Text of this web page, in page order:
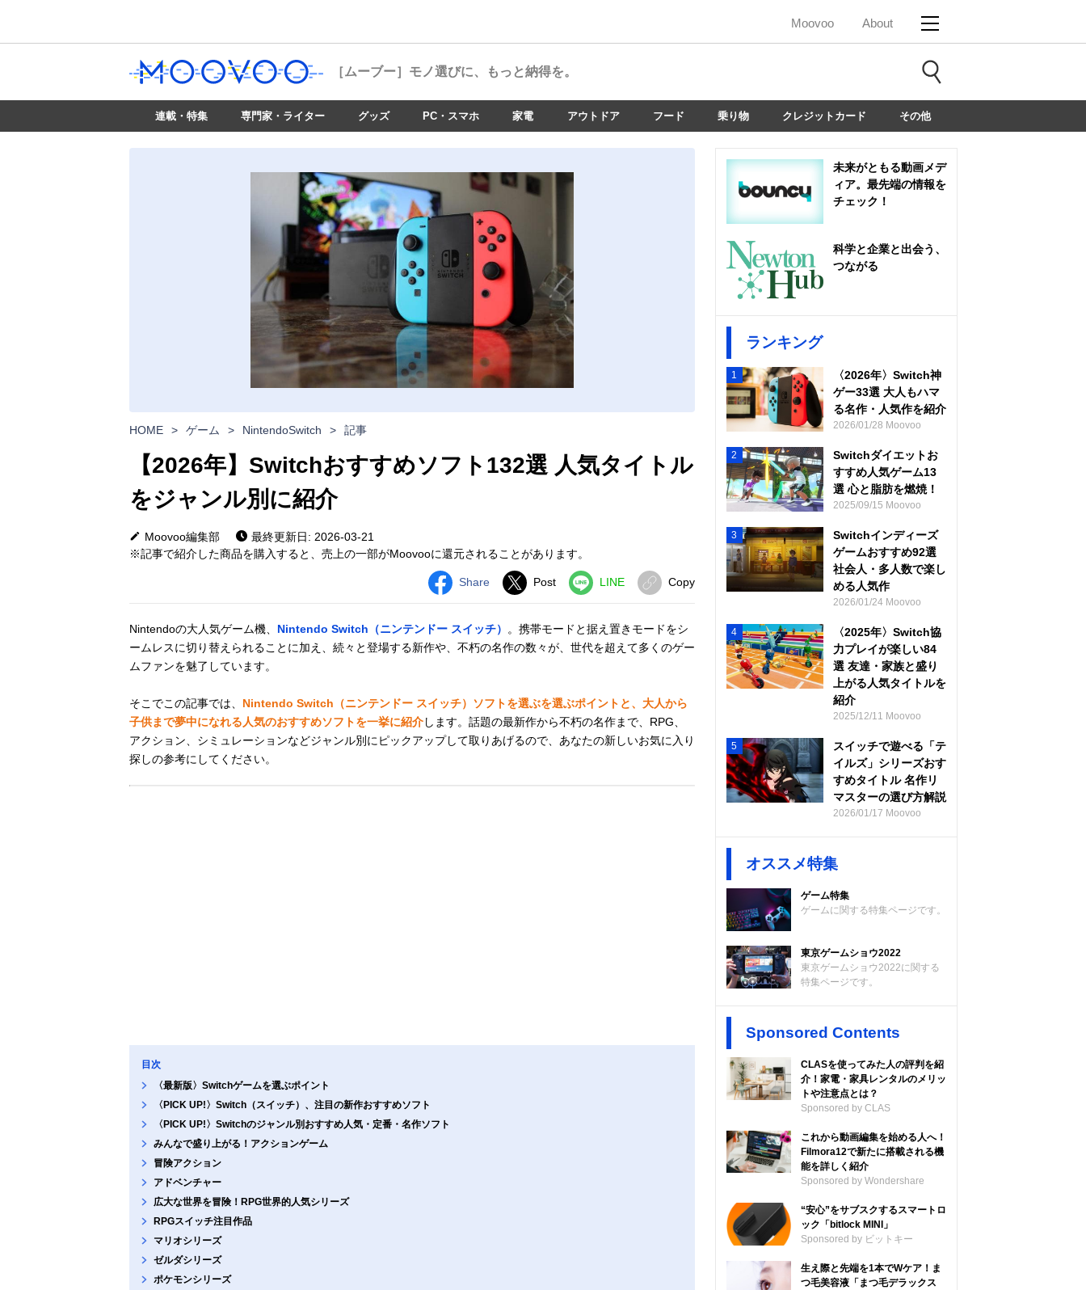
Moovoo About
［ムーブー］ モノ選びに、もっと納得を。
連載・特集 専門家・ライター グッズ PC・スマホ 家電 アウトドア フード 乗り物 クレジットカード その他
HOME > ゲーム > NintendoSwitch > 記事
【2026年】Switchおすすめソフト132選 人気タイトル
をジャンル別に紹介
Moovoo編集部
最終更新日: 2026-03-21
※記事で紹介した商品を購入すると、売上の一部がMoovooに還元されることがあります。
Share Post LINE Copy
Nintendoの大人気ゲーム機、 Nintendo Switch（ニンテンドー スイッチ）
。携帯モードと据え置きモードをシ
ームレスに切り替えられることに加え、続々と登場する新作や、不朽の名作の数々が、世代を超えて多くのゲー
ムファンを魅了しています。
そこでこの記事では、 Nintendo Switch（ニンテンドー スイッチ）ソフトを選ぶを選ぶポイントと、大人から
子供まで夢中になれる人気のおすすめソフトを一挙に紹介します。話題の最新作から不朽の名作まで、RPG、
アクション、シミュレーションなどジャンル別にピックアップして取りあげるので、あなたの新しいお気に入り
探しの参考にしてください。
目次
〈最新版〉Switchゲームを選ぶポイント
〈PICK UP!〉Switch（スイッチ）、注目の新作おすすめソフト
〈PICK UP!〉Switchのジャンル別おすすめ人気・定番・名作ソフト
みんなで盛り上がる！アクションゲーム
冒険アクション
アドベンチャー
広大な世界を冒険！RPG世界的人気シリーズ
RPGスイッチ注目作品
マリオシリーズ
ゼルダシリーズ
ポケモンシリーズ
未来がともる動画メデ
ィア。最先端の情報を
チェック！
科学と企業と出会う、
つながる
ランキング
1
〈2026年〉Switch神
ゲー33選 大人もハマ
る名作・人気作を紹介
2026/01/28 Moovoo
2
Switchダイエットお
すすめ人気ゲーム13
選 心と脂肪を燃焼！
2025/09/15 Moovoo
3
Switchインディーズ
ゲームおすすめ92選
社会人・多人数で楽し
める人気作
2026/01/24 Moovoo
4
〈2025年〉Switch協
力プレイが楽しい84
選 友達・家族と盛り
上がる人気タイトルを
紹介
2025/12/11 Moovoo
5
スイッチで遊べる「テ
イルズ」シリーズおす
すめタイトル 名作リ
マスターの選び方解説
2026/01/17 Moovoo
オススメ特集
ゲーム特集
ゲームに関する特集ページです。
東京ゲームショウ2022
東京ゲームショウ2022に関する
特集ページです。
Sponsored Contents
CLASを使ってみた人の評判を紹
介！家電・家具レンタルのメリッ
トや注意点とは？
Sponsored by CLAS
これから動画編集を始める人へ！
Filmora12で新たに搭載される機
能を詳しく紹介
Sponsored by Wondershare
“安心”をサブスクするスマートロ
ック「bitlock MINI」
Sponsored by ビットキー
生え際と先端を1本でWケア！ま
つ毛美容液「まつ毛デラックス